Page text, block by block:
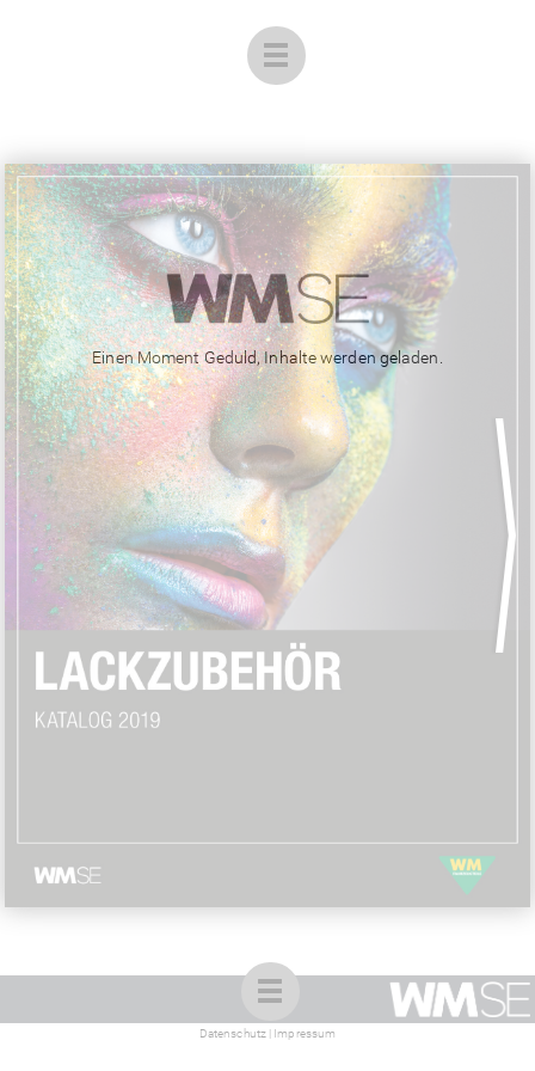
Einen Moment Geduld, Inhalte werden geladen.
1
Datenschutz| Impressum